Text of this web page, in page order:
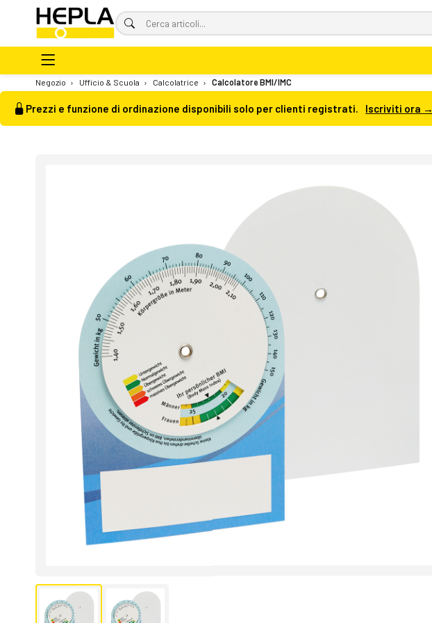
Negozio › Ufficio & Scuola › Calcolatrice › Calcolatore BMI/IMC
Prezzi e funzione di ordinazione disponibili solo per clienti registrati. Iscriviti ora →